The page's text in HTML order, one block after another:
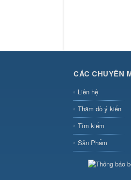
CÁC CHUYÊN
Liên hệ
Thăm dò ý kiến
Tìm kiếm
Sản Phẩm